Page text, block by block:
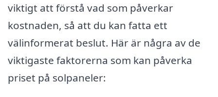
viktigt att förstå vad som påverkar
kostnaden, så att du kan fatta ett
välinformerat beslut. Här är några av de
viktigaste faktorerna som kan påverka
priset på solpaneler: